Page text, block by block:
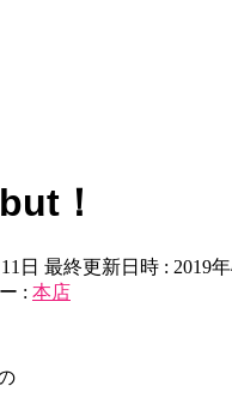
！
日 最終更新日時 : 2019年
: 本店